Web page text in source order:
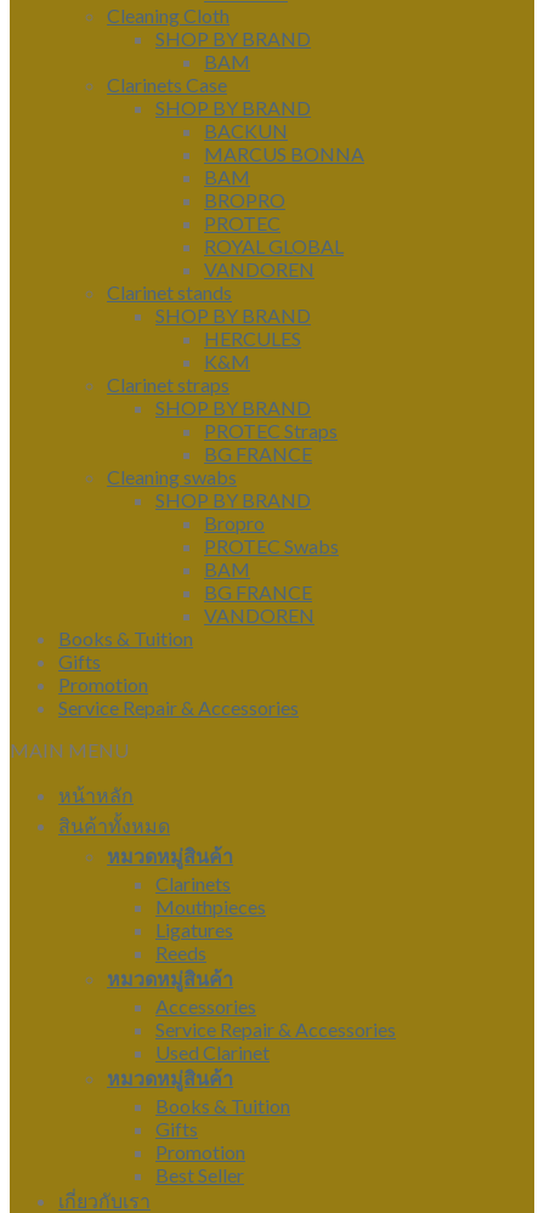
Cleaning Cloth
SHOP BY BRAND
BAM
Clarinets Case
SHOP BY BRAND
BACKUN
MARCUS BONNA
BAM
BROPRO
PROTEC
ROYAL GLOBAL
VANDOREN
Clarinet stands
SHOP BY BRAND
HERCULES
K&M
Clarinet straps
SHOP BY BRAND
PROTEC Straps
BG FRANCE
Cleaning swabs
SHOP BY BRAND
Bropro
PROTEC Swabs
BAM
BG FRANCE
VANDOREN
Books & Tuition
Gifts
Promotion
Service Repair & Accessories
MAIN MENU
หน้าหลัก
สินค้าทั้งหมด
หมวดหมู่สินค้า
Clarinets
Mouthpieces
Ligatures
Reeds
หมวดหมู่สินค้า
Accessories
Service Repair & Accessories
Used Clarinet
หมวดหมู่สินค้า
Books & Tuition
Gifts
Promotion
Best Seller
เกี่ยวกับเรา